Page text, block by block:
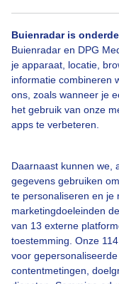
Buienradar is
Buienradar en DPG
je apparaat, locatie,
informatie combineren
ons, zoals wanneer je
het gebruik van onze
apps te verbeteren.
Daarnaast kunnen we,
gegevens gebruiken
te personaliseren en je
marketingdoeleinden
van 13 externe
toestemming. Onze
voor
contentmetingen,
Over Buienradar
Bedrijfsgegevens